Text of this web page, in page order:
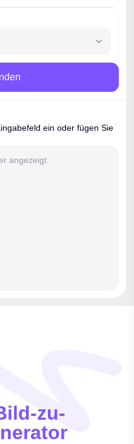
ein oder fügen Sie
angezeigt
zu-